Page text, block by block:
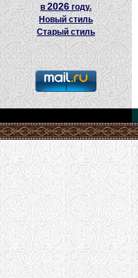
в2026 году.
Новый стиль
Старый стиль